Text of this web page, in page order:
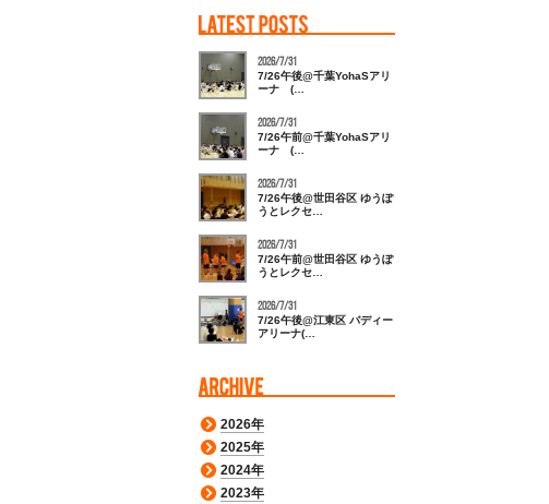
2026/7/31
7/26午後@千葉YohaSアリ
ーナ (…
2026/7/31
7/26午前@千葉YohaSアリ
ーナ (…
2026/7/31
7/26午後@世田谷区 ゆうぽ
うとレクセ…
2026/7/31
7/26午前@世田谷区 ゆうぽ
うとレクセ…
2026/7/31
7/26午後@江東区 バディー
アリーナ(…
2026年
2025年
2024年
2023年